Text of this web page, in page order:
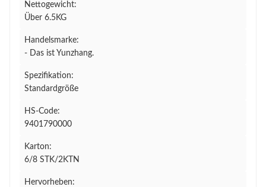
Nettogewicht:
Über 6.5KG
Handelsmarke:
- Das ist Yunzhang.
Spezifikation:
Standardgröße
HS-Code:
9401790000
Karton:
6/8 STK/2KTN
Hervorheben: